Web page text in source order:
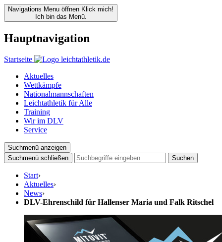
Navigations Menu öffnen Klick mich!
Ich bin das Menü.
Hauptnavigation
Startseite
Aktuelles
Wettkämpfe
Nationalmannschaften
Leichtathletik für Alle
Training
Wir im DLV
Service
Suchmenü anzeigen
Suchmenü schließen
Suchen
Start›
Aktuelles›
News›
DLV-Ehrenschild für Hallenser Maria und Falk Ritschel